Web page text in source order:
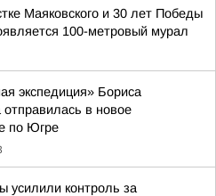
Маяковского и 30 лет Победы
100-метровый мурал
экспедиция» Бориса
в новое
по Югре
усилили контроль за